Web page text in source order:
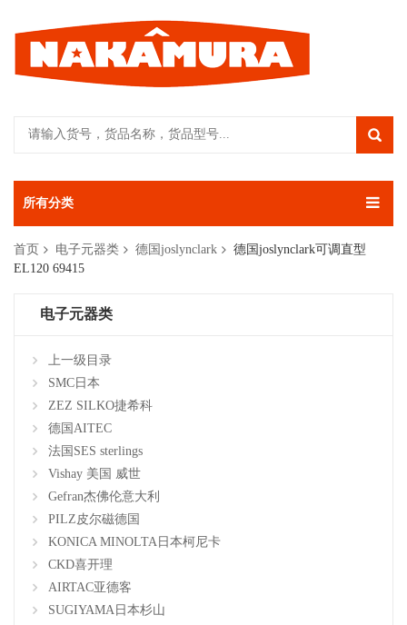
所有分类
首页 电子元器类 德国joslynclark
德国joslynclark可调直型
EL120 69415
电子元器类
上一级目录
SMC日本
ZEZ SILKO捷希科
德国AITEC
法国SES sterlings
Vishay 美国 威世
Gefran杰佛伦意大利
PILZ皮尔磁德国
KONICA MINOLTA日本柯尼卡
CKD喜开理
AIRTAC亚德客
SUGIYAMA日本杉山